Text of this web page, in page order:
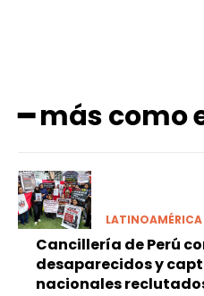
━ más como
LATINOAMÉRICA
Cancillería de Perú
desaparecidos y
nacionales